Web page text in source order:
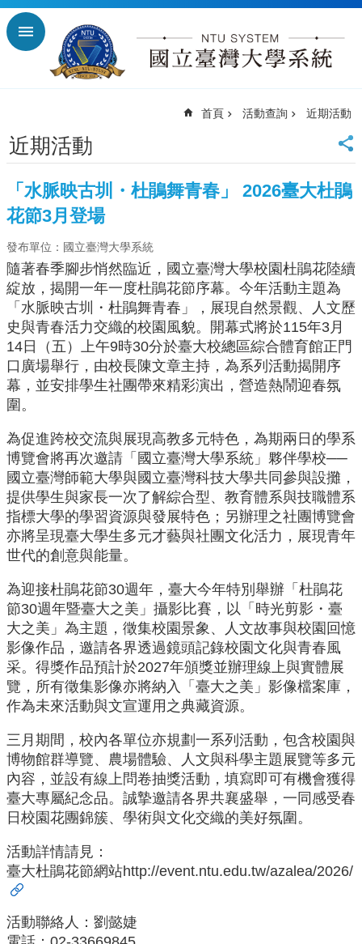
跳到主要內容區塊
尋
首
頁
大
首
頁
臺
師
大
首
頁
臺
科
大
首
關
於
系
統
活
動
查
教
務
相
關
境
外
招
生
資
源
共
享
相
關
法
規
影
片
首頁 活動查詢 近期活動
近期活動
「水脈映古圳・杜鵑舞青春」 2026臺大杜鵑
花節3月登場
發布單位：國立臺灣大學系統
隨著春季腳步悄然臨近，國立臺灣大學校園杜鵑花陸續
綻放，揭開一年一度杜鵑花節序幕。今年活動主題為
「水脈映古圳・杜鵑舞青春」，展現自然景觀、人文歷
史與青春活力交織的校園風貌。開幕式將於115年3月
14日（五）上午9時30分於臺大校總區綜合體育館正門
口廣場舉行，由校長陳文章主持，為系列活動揭開序
幕，並安排學生社團帶來精彩演出，營造熱鬧迎春氛
圍。
為促進跨校交流與展現高教多元特色，為期兩日的學系
博覽會將再次邀請「國立臺灣大學系統」夥伴學校──
國立臺灣師範大學與國立臺灣科技大學共同參與設攤，
提供學生與家長一次了解綜合型、教育體系與技職體系
指標大學的學習資源與發展特色；另辦理之社團博覽會
亦將呈現臺大學生多元才藝與社團文化活力，展現青年
世代的創意與能量。
為迎接杜鵑花節30週年，臺大今年特別舉辦「杜鵑花
節30週年暨臺大之美」攝影比賽，以「時光剪影・臺
大之美」為主題，徵集校園景象、人文故事與校園回憶
影像作品，邀請各界透過鏡頭記錄校園文化與青春風
采。得獎作品預計於2027年頒獎並辦理線上與實體展
覽，所有徵集影像亦將納入「臺大之美」影像檔案庫，
作為未來活動與文宣運用之典藏資源。
三月期間，校內各單位亦規劃一系列活動，包含校園與
博物館群導覽、農場體驗、人文與科學主題展覽等多元
內容，並設有線上問卷抽獎活動，填寫即可有機會獲得
臺大專屬紀念品。誠摯邀請各界共襄盛舉，一同感受春
日校園花團錦簇、學術與文化交織的美好氛圍。
活動詳情請見：
臺大杜鵑花節網站http://event.ntu.edu.tw/azalea/2026/
活動聯絡人：劉懿婕